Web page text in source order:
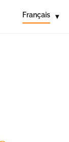
Français ▾